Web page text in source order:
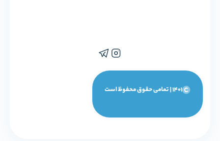
1401 | تمامی حقوق محفوظ است